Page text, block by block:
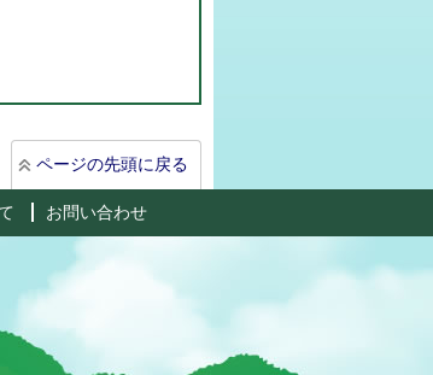
ページの先頭に戻る
お問い合わせ